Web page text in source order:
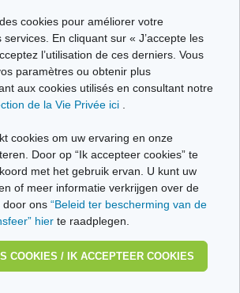
cookies pour améliorer votre
En cliquant sur « J’accepte les
l’utilisation de ces derniers. Vous
paramètres ou obtenir plus
aux cookies utilisés en consultant notre
de la Vie Privée ici
cookies om uw ervaring en onze
Door op “Ik accepteer cookies” te
met het gebruik ervan. U kunt uw
of meer informatie verkrijgen over de
door ons “Beleid ter bescherming van de
hier te raadplegen.
COOKIES / IK ACCEPTEER COOKIES
droits réservés | Avenue Gustave Demeylaan 57 -
1160 Brussels